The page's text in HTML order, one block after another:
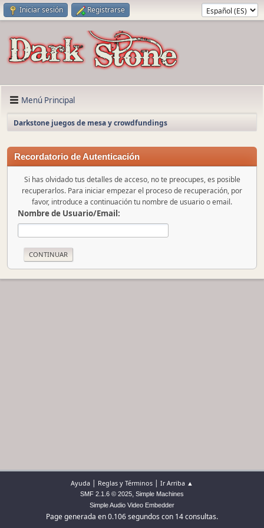
Iniciar sesión Registrarse
Menú Principal
Darkstone juegos de mesa y crowdfundings
Recordatorio de Autenticación
Si has olvidado tus detalles de acceso, no te preocupes, es posible
recuperarlos. Para iniciar empezar el proceso de recuperación, por
favor, introduce a continuación tu nombre de usuario o email.
Nombre de Usuario/Email:
Ayuda | Reglas y Términos | Ir Arriba ▲
SMF 2.1.6 © 2025, Simple Machines
Simple Audio Video Embedder
Page generada en 0.106 segundos con 14 consultas.